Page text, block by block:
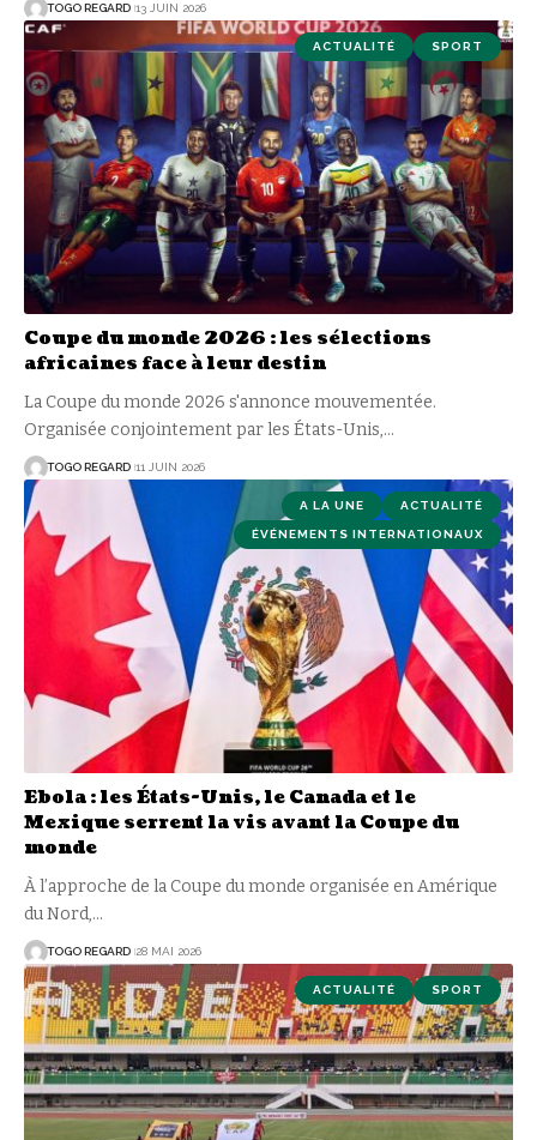
TOGO REGARD 13 JUIN 2026
ACTUALITÉ SPORT
Coupe du monde 2026 : les sélections
africaines face à leur destin
La Coupe du monde 2026 s'annonce mouvementée.
Organisée conjointement par les États-Unis,…
TOGO REGARD 11 JUIN 2026
A LA UNE ACTUALITÉ
ÉVÉNEMENTS INTERNATIONAUX
Ebola : les États-Unis, le Canada et le
Mexique serrent la vis avant la Coupe du
monde
À l’approche de la Coupe du monde organisée en Amérique
du Nord,…
TOGO REGARD 28 MAI 2026
ACTUALITÉ SPORT